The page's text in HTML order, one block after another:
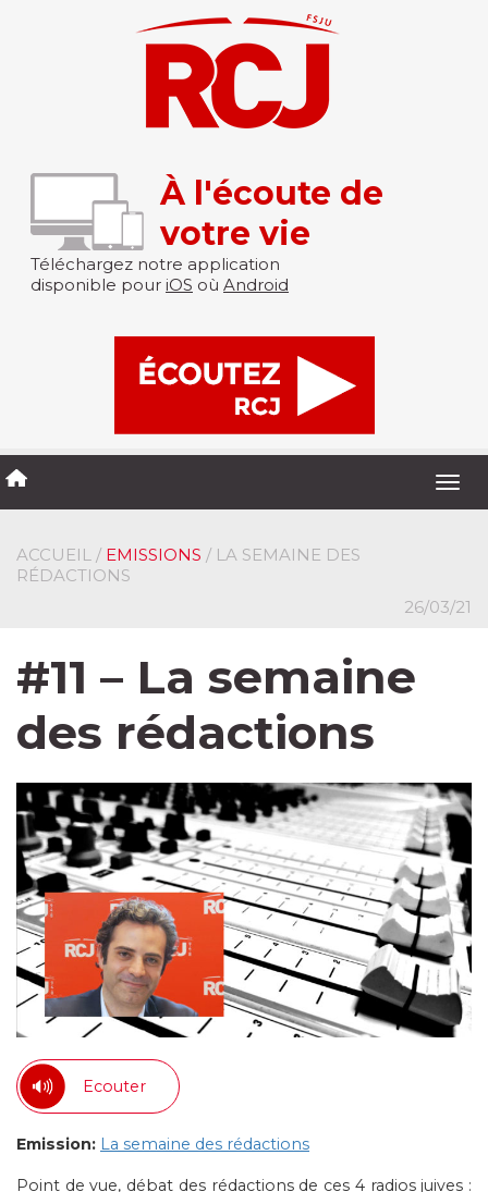
À l'écoute de
votre vie
Téléchargez notre application
disponible pour iOS où Android
ACCUEIL / EMISSIONS / LA SEMAINE DES
RÉDACTIONS
26/03/21
#11 – La semaine
des rédactions
Ecouter
Emission: La semaine des rédactions
Point de vue, débat des rédactions de ces 4 radios juives :